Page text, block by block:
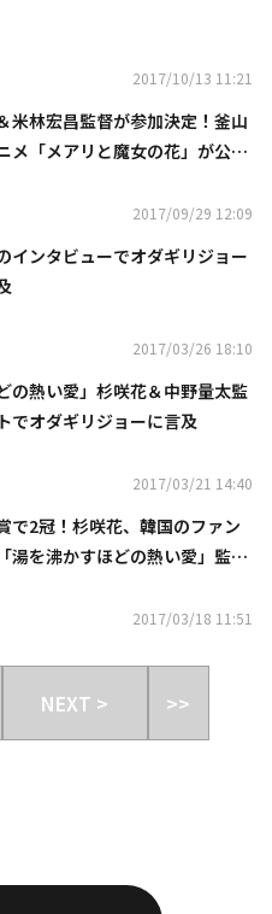
2017/10/13 11:21
米林宏昌監督が参加決定！釜山
メ「メアリと魔女の花」が公式
2017/09/29 12:09
インタビューでオダギリジョー
2017/03/26 18:10
の熱い愛」杉咲花＆中野量太監
でオダギリジョーに言及
2017/03/21 14:40
で2冠！杉咲花、韓国のファン
湯を沸かすほどの熱い愛」監督
2017/03/18 11:51
NEXT > >>